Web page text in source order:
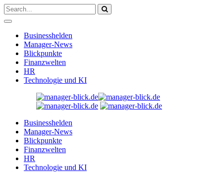
Businesshelden
Manager-News
Blickpunkte
Finanzwelten
HR
Technologie und KI
Businesshelden
Manager-News
Blickpunkte
Finanzwelten
HR
Technologie und KI